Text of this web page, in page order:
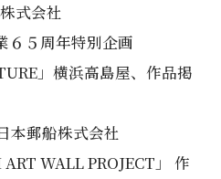
式会社
６５周年特別企画
」横浜高島屋、作品掲
本郵船株式会社
WALL PROJECT」 作